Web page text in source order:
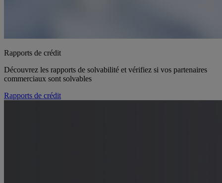
Rapports de crédit
Découvrez les rapports de solvabilité et vérifiez si vos partenaires
commerciaux sont solvables
Rapports de crédit